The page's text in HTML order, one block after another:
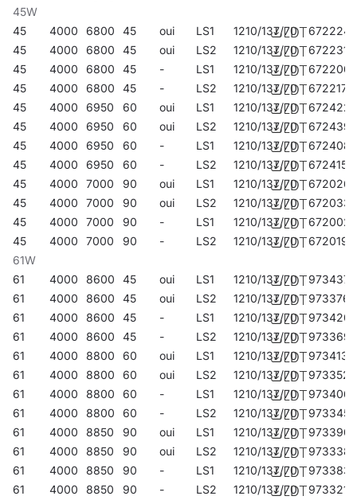
Autres produits de la famille Industry LED
45W
45
4000 6800 45 oui LS1 1210/137/70
672224
45
4000 6800 45 oui LS2 1210/137/70
672231
45
4000 6800 45 - LS1 1210/137/70
672200
45
4000 6800 45 - LS2 1210/137/70
672217
45
4000 6950 60 oui LS1 1210/137/70
672422
45
4000 6950 60 oui LS2 1210/137/70
672439
45
4000 6950 60 - LS1 1210/137/70
672408
45
4000 6950 60 - LS2 1210/137/70
672415
45
4000 7000 90 oui LS1 1210/137/70
672026
45
4000 7000 90 oui LS2 1210/137/70
672033
45
4000 7000 90 - LS1 1210/137/70
672002
45
4000 7000 90 - LS2 1210/137/70
672019
61W
61
4000 8600 45 oui LS1 1210/137/70
973437
61
4000 8600 45 oui LS2 1210/137/70
973376
61
4000 8600 45 - LS1 1210/137/70
973420
61
4000 8600 45 - LS2 1210/137/70
973369
61
4000 8800 60 oui LS1 1210/137/70
973413
61
4000 8800 60 oui LS2 1210/137/70
973352
61
4000 8800 60 - LS1 1210/137/70
973406
61
4000 8800 60 - LS2 1210/137/70
973345
61
4000 8850 90 oui LS1 1210/137/70
973390
61
4000 8850 90 oui LS2 1210/137/70
973338
61
4000 8850 90 - LS1 1210/137/70
973383
61
4000 8850 90 - LS2 1210/137/70
973321